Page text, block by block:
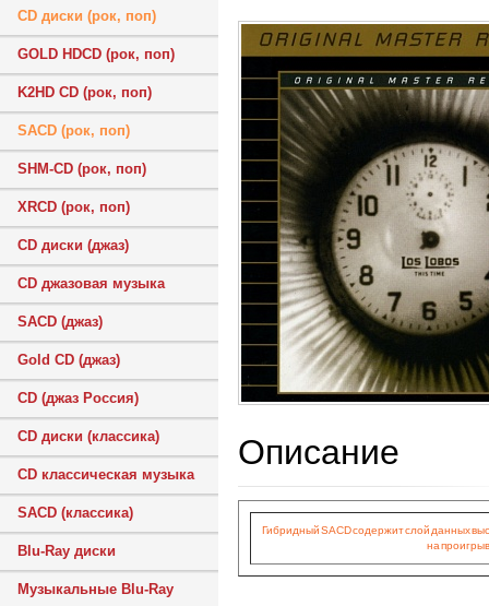
CD диски (рок, поп)
GOLD HDCD (рок, поп)
K2HD CD (рок, поп)
SACD (рок, поп)
SHM-CD (рок, поп)
XRCD (рок, поп)
CD диски (джаз)
CD джазовая музыка
SACD (джаз)
Gold CD (джаз)
CD (джаз Россия)
CD диски (классика)
CD классическая музыка
SACD (классика)
Blu-Ray диски
Музыкальные Blu-Ray
Описание
Гибридный SACD содержит слой данных
на